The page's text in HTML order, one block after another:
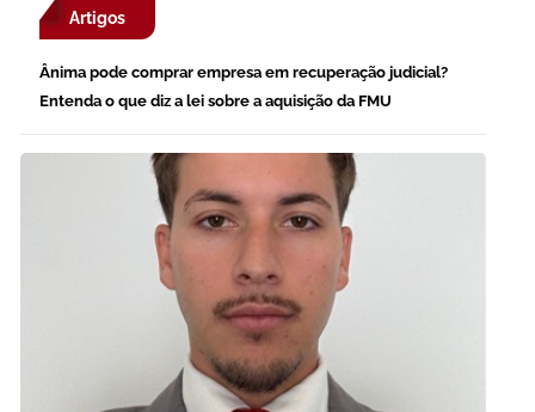
Artigos
Ânima pode comprar empresa em recuperação judicial?
Entenda o que diz a lei sobre a aquisição da FMU